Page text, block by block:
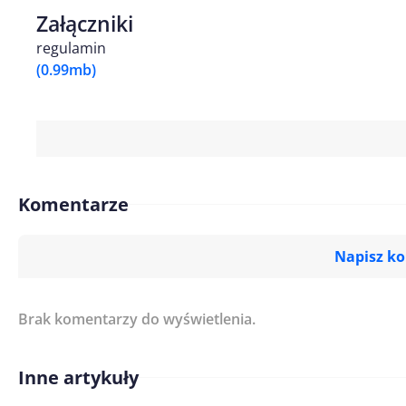
Załączniki
regulamin
(0.99mb)
Komentarze
Napisz
Imię/ Nick*
Brak komentarzy do wyświetlenia.
Inne artykuły